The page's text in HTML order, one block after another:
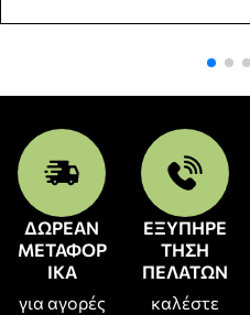
ΔΩΡΕΑΝ
ΜΕΤΑΦΟΡ
ΙΚΑ
για αγορές
ΕΞΥΠΗΡΕ
ΤΗΣΗ
ΠΕΛΑΤΩΝ
καλέστε